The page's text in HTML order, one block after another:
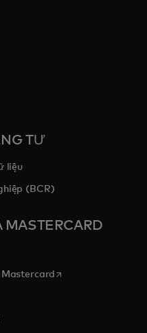
tab
TƯ
liệu
(BCR)
MASTERCARD
opens in a new tab
in a new tab
in a new tab